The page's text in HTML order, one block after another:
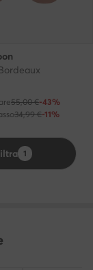
55,00 €-43%
34,99 €-11%
1